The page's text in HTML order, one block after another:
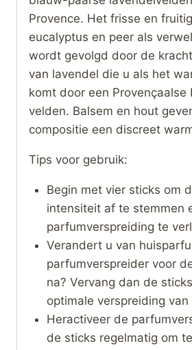
Provence. Het frisse en
eucalyptus en peer als
wordt gevolgd door de
van lavendel die u als het
komt door een Provençaalse
velden. Balsem en hout
compositie een discreet
Tips voor gebruik:
Begin met vier sticks om
intensiteit af te stemmen
parfumverspreiding te
Verandert u van
parfumverspreider voor
na? Vervang dan de
optimale verspreiding
Heractiveer de
de sticks regelmatig om